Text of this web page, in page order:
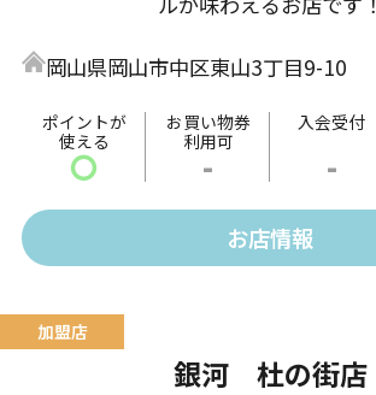
岡山県岡山市中区東山3丁目9-10
ポイントが
使える
〇
お買い物券
利用可
-
入会受付
-
お店情報
銀河 杜の街店